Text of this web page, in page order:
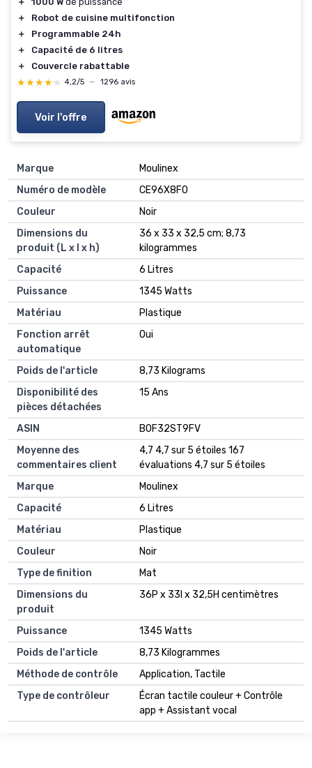
＋
Robot de cuisine multifonction
＋
Programmable 24h
＋
Capacité de 6 litres
＋
Couvercle rabattable
★★★★★
★★★★★ 4,2/5 — 1296 avis
Voir l'offre
Marque
‎Moulinex
Numéro de modèle
‎CE96X8F0
Couleur
‎Noir
Dimensions du
produit (L x l x h)
‎36 x 33 x 32,5 cm; 8,73
kilogrammes
Capacité
‎6 Litres
Puissance
‎1345 Watts
Matériau
‎Plastique
Fonction arrêt
automatique
‎Oui
Poids de l'article
‎8,73 Kilograms
Disponibilité des
pièces détachées
‎15 Ans
ASIN
B0F32ST9FV
Moyenne des
commentaires client
4,7 4,7 sur 5 étoiles 167
évaluations 4,7 sur 5 étoiles
Marque
Moulinex
Capacité
6 Litres
Matériau
Plastique
Couleur
Noir
Type de finition
Mat
Dimensions du
produit
36P x 33l x 32,5H centimètres
Puissance
1345 Watts
Poids de l'article
8,73 Kilogrammes
Méthode de contrôle
Application, Tactile
Type de contrôleur
Écran tactile couleur + Contrôle
app + Assistant vocal